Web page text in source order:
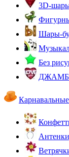
3D-
Шары-
Без